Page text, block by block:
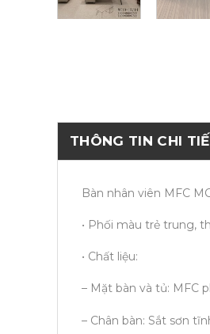
THÔNG TIN CHI
Bàn nhân viên MFC
• Phối màu trẻ trung,
• Chất liệu:
– Mặt bàn và tủ: MFC
– Chân bàn: Sắt sơn